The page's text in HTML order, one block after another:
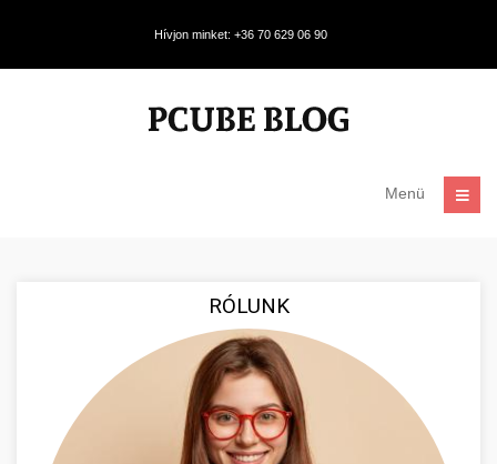
Hívjon minket: +36 70 629 06 90
Menü
RÓLUNK